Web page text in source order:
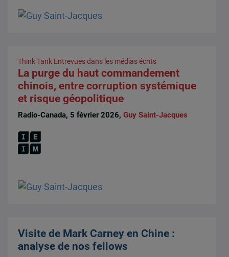
Think Tank Entrevues dans les médias écrits
La purge du haut commandement
chinois, entre corruption systémique
et risque géopolitique
Radio-Canada, 5 février 2026,Guy Saint-Jacques
Visite de Mark Carney en Chine :
analyse de nos fellows